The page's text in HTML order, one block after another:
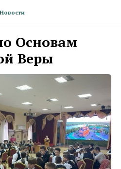
Новости
Основам
Веры